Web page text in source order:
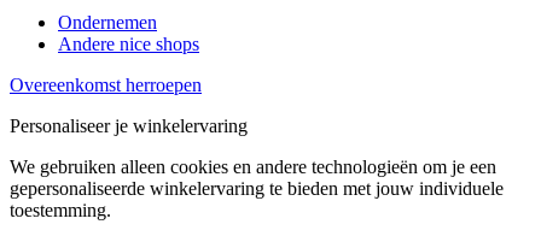
Ondernemen
Andere nice shops
Overeenkomst herroepen
Personaliseer je winkelervaring
We gebruiken alleen cookies en andere technologieën om je een
gepersonaliseerde winkelervaring te bieden met jouw individuele
toestemming.